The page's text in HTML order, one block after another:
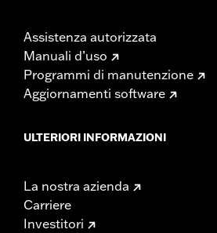
Assistenza autorizzata
Manuali d’uso
Programmi di manutenzione
Aggiornamenti software
ULTERIORI INFORMAZIONI
La nostra azienda
Carriere
Investitori